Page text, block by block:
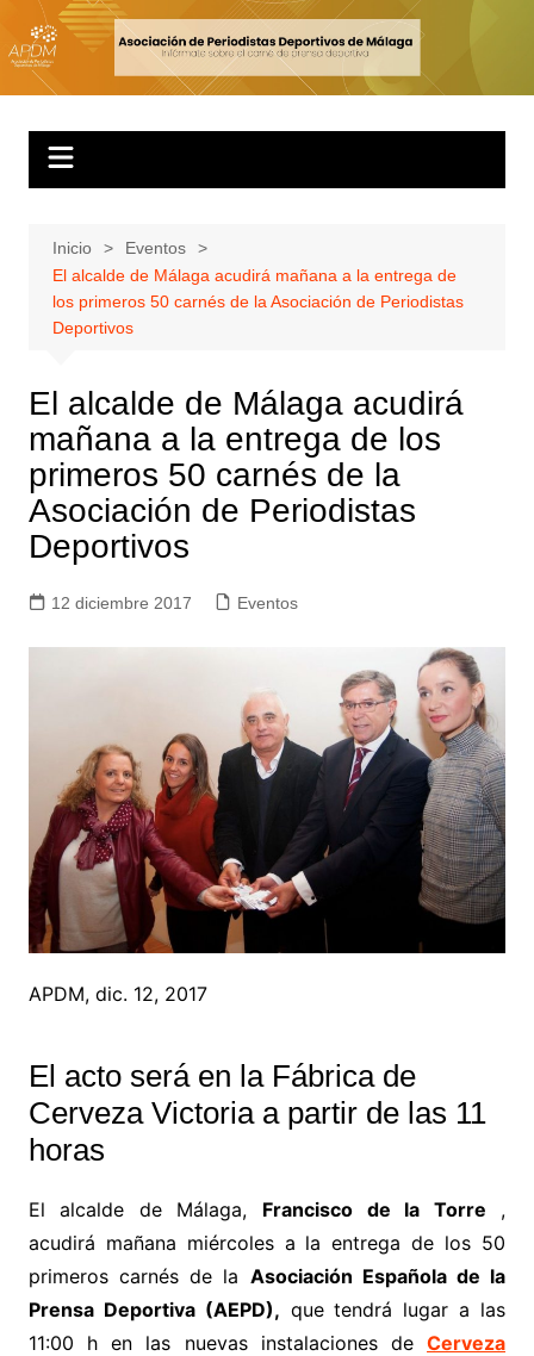
Inicio
Eventos
El alcalde de Málaga acudirá mañana a la entrega de
los primeros 50 carnés de la Asociación de Periodistas
Deportivos
El alcalde de Málaga acudirá
mañana a la entrega de los
primeros 50 carnés de la
Asociación de Periodistas
Deportivos
12 diciembre 2017 Eventos
APDM, dic. 12, 2017
El acto será en la Fábrica de
Cerveza Victoria a partir de las 11
horas
El alcalde de Málaga, Francisco de la Torre ,
acudirá mañana miércoles a la entrega de los 50
primeros carnés de la Asociación Española de la
Prensa Deportiva (AEPD), que tendrá lugar a las
11:00 h en las nuevas instalaciones deCerveza